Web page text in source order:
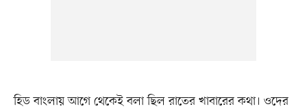
হিড বাংলায় আগে থেকেই বলা ছিল রাতের খাবারের কথা। ওদের